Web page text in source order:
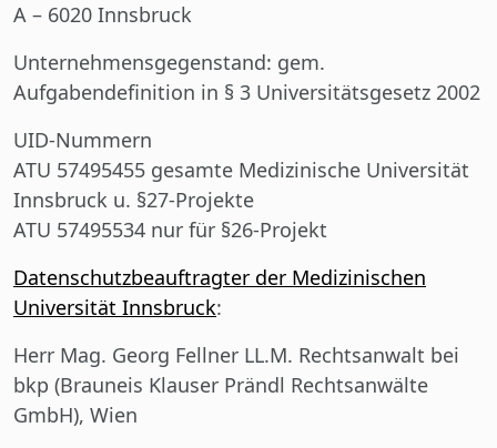
A – 6020 Innsbruck
Unternehmensgegenstand: gem.
Aufgabendefinition in § 3 Universitätsgesetz 2002
UID-Nummern
ATU 57495455 gesamte Medizinische Universität
Innsbruck u. §27-Projekte
ATU 57495534 nur für §26-Projekt
Datenschutzbeauftragter der Medizinischen
Universität Innsbruck:
Herr Mag. Georg Fellner LL.M. Rechtsanwalt bei
bkp (Brauneis Klauser Prändl Rechtsanwälte
GmbH), Wien